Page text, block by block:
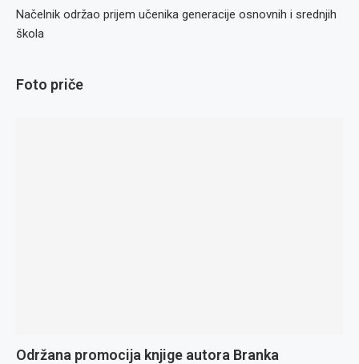
Načelnik održao prijem učenika generacije osnovnih i srednjih
škola
Foto priče
Održana promocija knjige autora Branka